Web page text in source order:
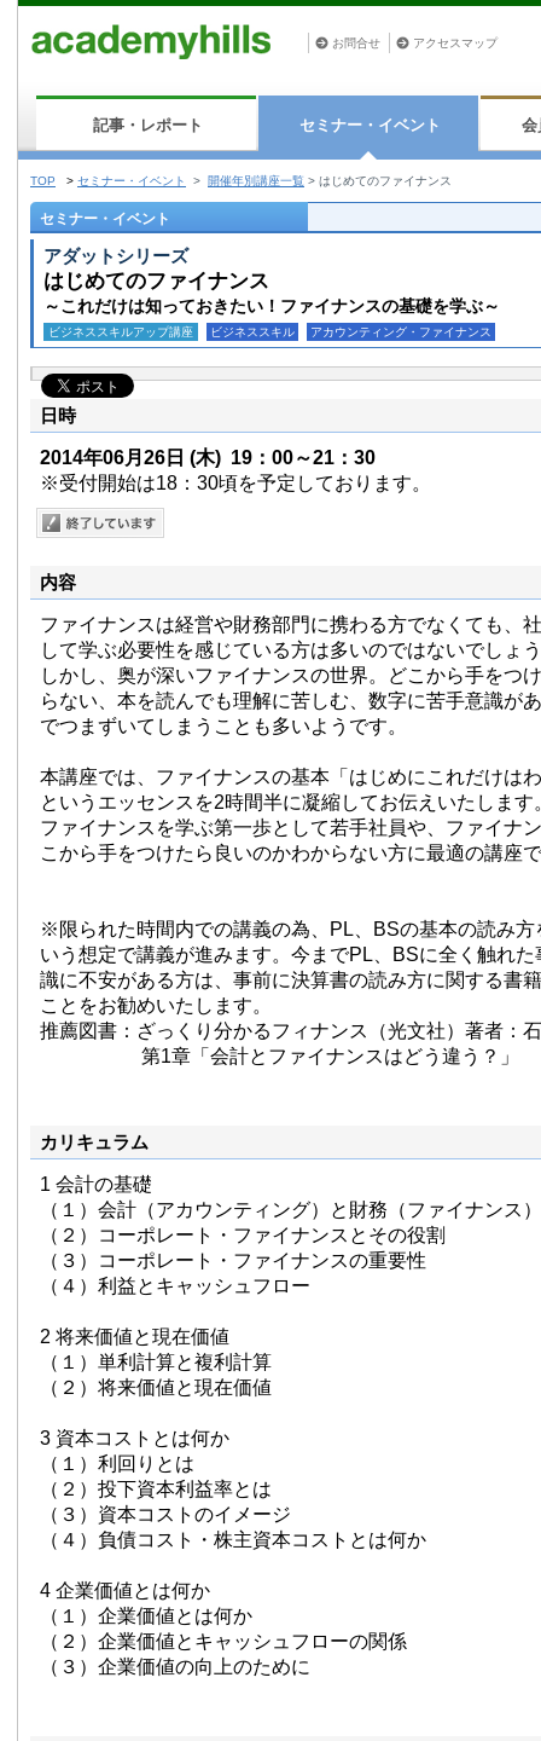
お問合せ アクセスマップ
記事・レポート セミナー・イベント 会
TOP > セミナー・イベント > 開催年別講座一覧 > はじめてのファイナンス
セミナー・イベント
アダットシリーズ
はじめてのファイナンス
～これだけは知っておきたい！ファイナンスの基礎を学ぶ～
ビジネススキルアップ講座 ビジネススキル アカウンティング・ファイナンス
日時
2014年06月26日 (木) 19：00～21：30
※受付開始は18：30頃を予定しております。
内容
ファイナンスは経営や財務部門に携わる方でなくても、
して学ぶ必要性を感じている方は多いのではないでしょ
しかし、奥が深いファイナンスの世界。どこから手をつ
らない、本を読んでも理解に苦しむ、数字に苦手意識が
でつまずいてしまうことも多いようです。
本講座では、ファイナンスの基本「はじめにこれだけは
というエッセンスを2時間半に凝縮してお伝えいたします
ファイナンスを学ぶ第一歩として若手社員や、ファイナ
こから手をつけたら良いのかわからない方に最適の講座
※限られた時間内での講義の為、PL、BSの基本の読み方
いう想定で講義が進みます。今までPL、BSに全く触れ
識に不安がある方は、事前に決算書の読み方に関する書
ことをお勧めいたします。
推薦図書：ざっくり分かるフィナンス（光文社）著者：
第1章「会計とファイナンスはどう違う？」
カリキュラム
1 会計の基礎
（１）会計（アカウンティング）と財務（ファイナンス
（２）コーポレート・ファイナンスとその役割
（３）コーポレート・ファイナンスの重要性
（４）利益とキャッシュフロー
2 将来価値と現在価値
（１）単利計算と複利計算
（２）将来価値と現在価値
3 資本コストとは何か
（１）利回りとは
（２）投下資本利益率とは
（３）資本コストのイメージ
（４）負債コスト・株主資本コストとは何か
4 企業価値とは何か
（１）企業価値とは何か
（２）企業価値とキャッシュフローの関係
（３）企業価値の向上のために